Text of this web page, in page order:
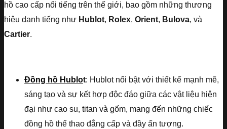
hồ cao cấp nổi tiếng trên thế giới, bao gồm những thương
hiệu danh tiếng như Hublot, Rolex, Orient, Bulova, và
Cartier.
Đồng hồ Hublot: Hublot nổi bật với thiết kế mạnh mẽ,
sáng tạo và sự kết hợp độc đáo giữa các vật liệu hiện
đại như cao su, titan và gốm, mang đến những chiếc
đồng hồ thể thao đẳng cấp và đầy ấn tượng.